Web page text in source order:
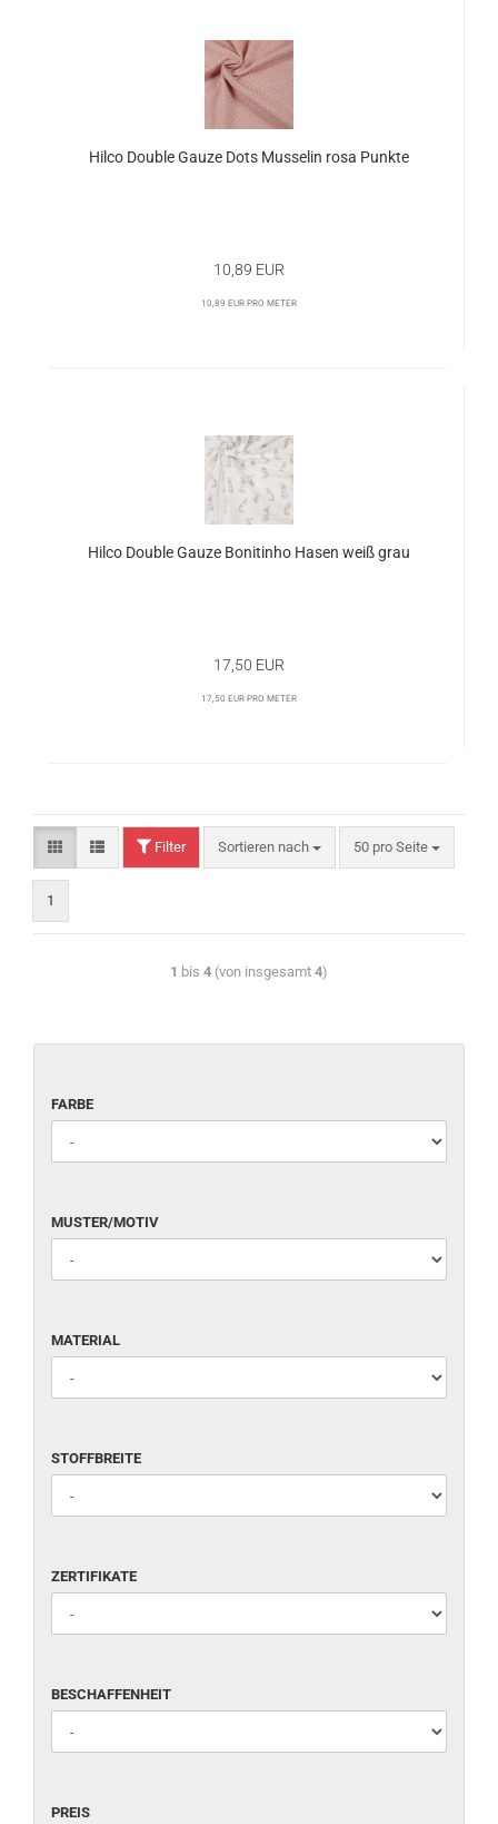
Hilco Double Gauze Dots Musselin rosa Punkte
10,89 EUR
10,89 EUR pro Meter
Hilco Double Gauze Bonitinho Hasen weiß grau
17,50 EUR
17,50 EUR pro Meter
Filter Sortieren nach 50 pro Seite
1
1 bis 4 (von insgesamt 4)
FARBE
MUSTER/MOTIV
MATERIAL
STOFFBREITE
ZERTIFIKATE
BESCHAFFENHEIT
PREIS